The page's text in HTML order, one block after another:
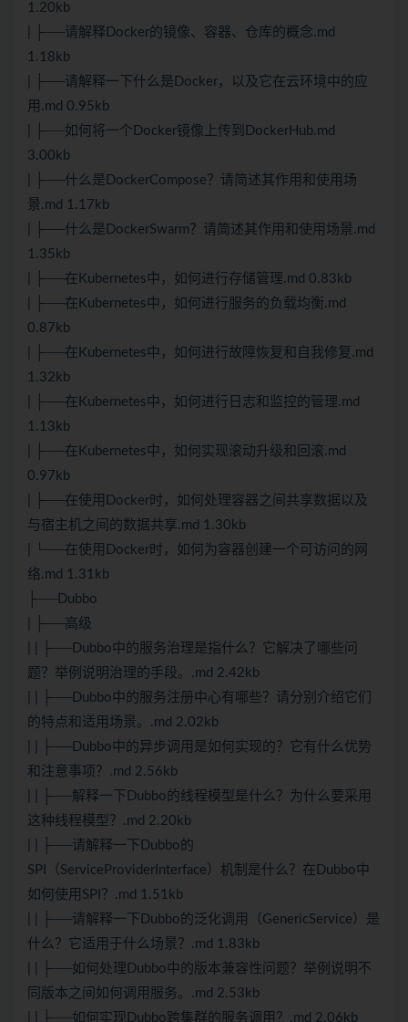
1.20kb
| ├──请解释Docker的镜像、容器、仓库的概念.md
1.18kb
| ├──请解释一下什么是Docker，以及它在云环境中的应
用.md 0.95kb
| ├──如何将一个Docker镜像上传到DockerHub.md
3.00kb
| ├──什么是DockerCompose？请简述其作用和使用场
景.md 1.17kb
| ├──什么是DockerSwarm？请简述其作用和使用场景.md
1.35kb
| ├──在Kubernetes中，如何进行存储管理.md 0.83kb
| ├──在Kubernetes中，如何进行服务的负载均衡.md
0.87kb
| ├──在Kubernetes中，如何进行故障恢复和自我修复.md
1.32kb
| ├──在Kubernetes中，如何进行日志和监控的管理.md
1.13kb
| ├──在Kubernetes中，如何实现滚动升级和回滚.md
0.97kb
| ├──在使用Docker时，如何处理容器之间共享数据以及
与宿主机之间的数据共享.md 1.30kb
| └──在使用Docker时，如何为容器创建一个可访问的网
络.md 1.31kb
├──Dubbo
| ├──高级
| | ├──Dubbo中的服务治理是指什么？它解决了哪些问
题？举例说明治理的手段。.md 2.42kb
| | ├──Dubbo中的服务注册中心有哪些？请分别介绍它们
的特点和适用场景。.md 2.02kb
| | ├──Dubbo中的异步调用是如何实现的？它有什么优势
和注意事项？.md 2.56kb
| | ├──解释一下Dubbo的线程模型是什么？为什么要采用
这种线程模型？.md 2.20kb
| | ├──请解释一下Dubbo的
SPI（ServiceProviderInterface）机制是什么？在Dubbo中
如何使用SPI？.md 1.51kb
| | ├──请解释一下Dubbo的泛化调用（GenericService）是
什么？它适用于什么场景？.md 1.83kb
| | ├──如何处理Dubbo中的版本兼容性问题？举例说明不
同版本之间如何调用服务。.md 2.53kb
| | ├──如何实现Dubbo跨集群的服务调用？.md 2.06kb